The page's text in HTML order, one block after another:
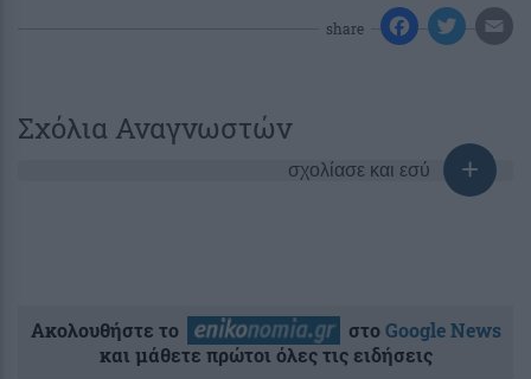
share
Σχόλια Αναγνωστών
σχολίασε και εσύ
Ακολουθήστε το στοGoogle News
και μάθετε πρώτοι όλες τις ειδήσεις